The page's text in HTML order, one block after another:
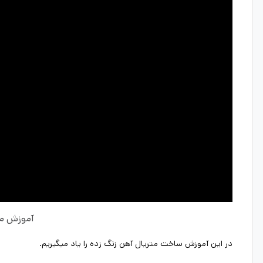
آموزش
در این آموزش ساخت متریال آهن زنگ زده را یاد میگیریم.